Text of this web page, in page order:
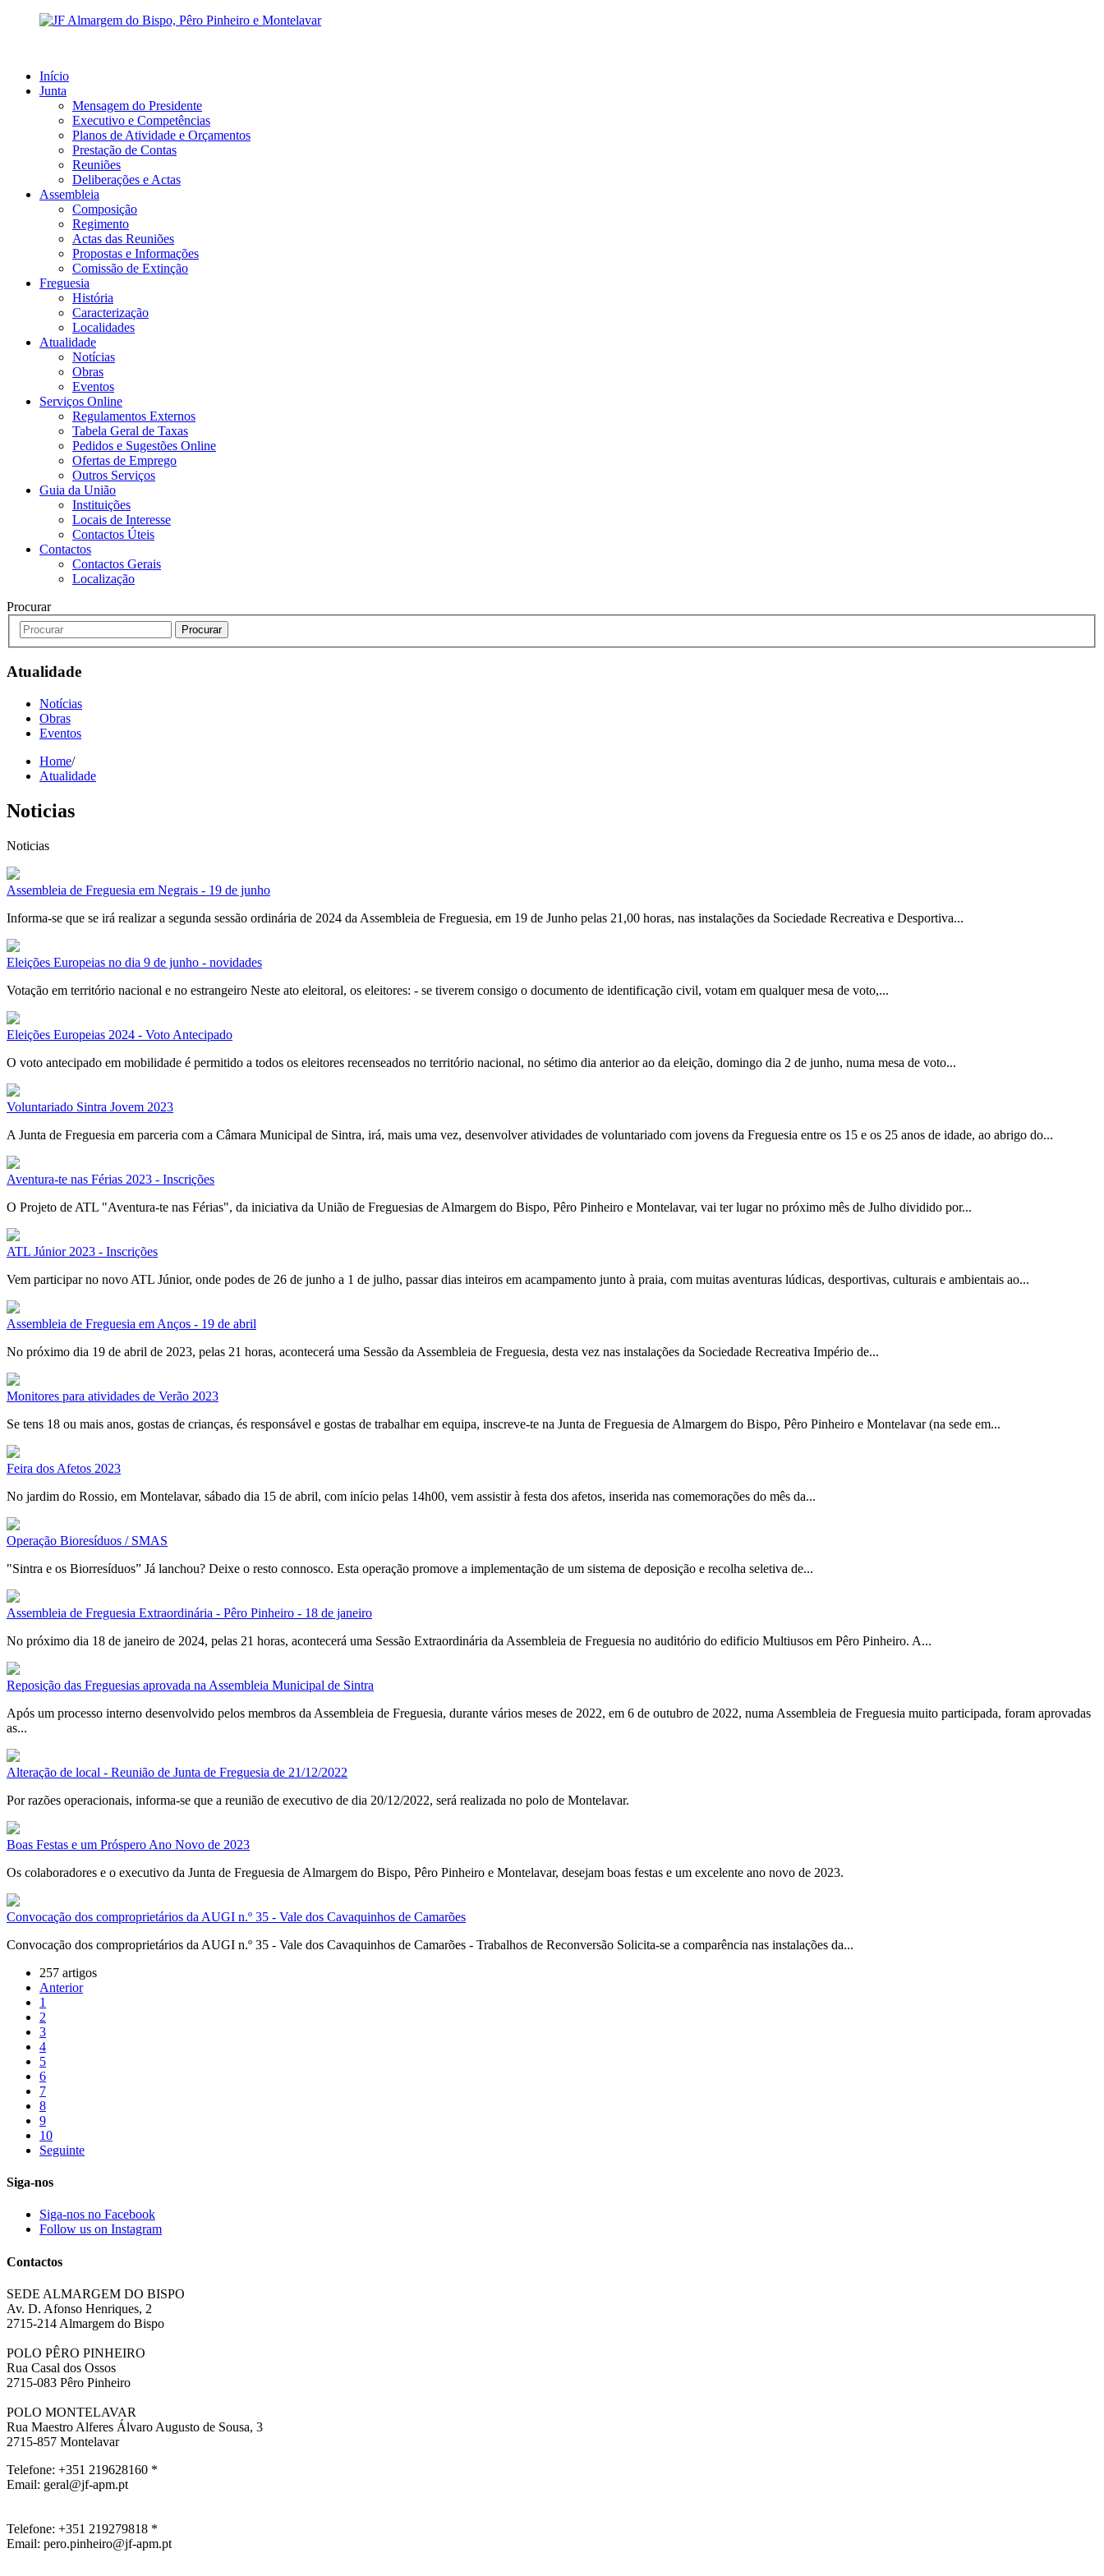
Início
Junta
Mensagem do Presidente
Executivo e Competências
Planos de Atividade e Orçamentos
Prestação de Contas
Reuniões
Deliberações e Actas
Assembleia
Composição
Regimento
Actas das Reuniões
Propostas e Informações
Comissão de Extinção
Freguesia
História
Caracterização
Localidades
Atualidade
Notícias
Obras
Eventos
Serviços Online
Regulamentos Externos
Tabela Geral de Taxas
Pedidos e Sugestões Online
Ofertas de Emprego
Outros Serviços
Guia da União
Instituições
Locais de Interesse
Contactos Úteis
Contactos
Contactos Gerais
Localização
Procurar
Procurar
Atualidade
Notícias
Obras
Eventos
Home/
Atualidade
Noticias
Noticias
Assembleia de Freguesia em Negrais - 19 de junho
Informa-se que se irá realizar a segunda sessão ordinária de 2024 da Assembleia de Freguesia, em 19 de Junho pelas 21,00 horas, nas instalações da Sociedade Recreativa e Desportiva...
Eleições Europeias no dia 9 de junho - novidades
Votação em território nacional e no estrangeiro Neste ato eleitoral, os eleitores: - se tiverem consigo o documento de identificação civil, votam em qualquer mesa de voto,...
Eleições Europeias 2024 - Voto Antecipado
O voto antecipado em mobilidade é permitido a todos os eleitores recenseados no território nacional, no sétimo dia anterior ao da eleição, domingo dia 2 de junho, numa mesa de voto...
Voluntariado Sintra Jovem 2023
A Junta de Freguesia em parceria com a Câmara Municipal de Sintra, irá, mais uma vez, desenvolver atividades de voluntariado com jovens da Freguesia entre os 15 e os 25 anos de idade, ao abrigo do...
Aventura-te nas Férias 2023 - Inscrições
O Projeto de ATL "Aventura-te nas Férias", da iniciativa da União de Freguesias de Almargem do Bispo, Pêro Pinheiro e Montelavar, vai ter lugar no próximo mês de Julho dividido por...
ATL Júnior 2023 - Inscrições
Vem participar no novo ATL Júnior, onde podes de 26 de junho a 1 de julho, passar dias inteiros em acampamento junto à praia, com muitas aventuras lúdicas, desportivas, culturais e ambientais ao...
Assembleia de Freguesia em Anços - 19 de abril
No próximo dia 19 de abril de 2023, pelas 21 horas, acontecerá uma Sessão da Assembleia de Freguesia, desta vez nas instalações da Sociedade Recreativa Império de...
Monitores para atividades de Verão 2023
Se tens 18 ou mais anos, gostas de crianças, és responsável e gostas de trabalhar em equipa, inscreve-te na Junta de Freguesia de Almargem do Bispo, Pêro Pinheiro e Montelavar (na sede em...
Feira dos Afetos 2023
No jardim do Rossio, em Montelavar, sábado dia 15 de abril, com início pelas 14h00, vem assistir à festa dos afetos, inserida nas comemorações do mês da...
Operação Bioresíduos / SMAS
"Sintra e os Biorresíduos” Já lanchou? Deixe o resto connosco. Esta operação promove a implementação de um sistema de deposição e recolha seletiva de...
Assembleia de Freguesia Extraordinária - Pêro Pinheiro - 18 de janeiro
No próximo dia 18 de janeiro de 2024, pelas 21 horas, acontecerá uma Sessão Extraordinária da Assembleia de Freguesia no auditório do edificio Multiusos em Pêro Pinheiro. A...
Reposição das Freguesias aprovada na Assembleia Municipal de Sintra
Após um processo interno desenvolvido pelos membros da Assembleia de Freguesia, durante vários meses de 2022, em 6 de outubro de 2022, numa Assembleia de Freguesia muito participada, foram aprovadas
as...
Alteração de local - Reunião de Junta de Freguesia de 21/12/2022
Por razões operacionais, informa-se que a reunião de executivo de dia 20/12/2022, será realizada no polo de Montelavar.
Boas Festas e um Próspero Ano Novo de 2023
Os colaboradores e o executivo da Junta de Freguesia de Almargem do Bispo, Pêro Pinheiro e Montelavar, desejam boas festas e um excelente ano novo de 2023.
Convocação dos comproprietários da AUGI n.º 35 - Vale dos Cavaquinhos de Camarões
Convocação dos comproprietários da AUGI n.º 35 - Vale dos Cavaquinhos de Camarões - Trabalhos de Reconversão Solicita-se a comparência nas instalações da...
257 artigos
Anterior
1
2
3
4
5
6
7
8
9
10
Seguinte
Siga-nos
Siga-nos no Facebook
Follow us on Instagram
Contactos
SEDE ALMARGEM DO BISPO
Av. D. Afonso Henriques, 2
2715-214 Almargem do Bispo
POLO PÊRO PINHEIRO
Rua Casal dos Ossos
2715-083 Pêro Pinheiro
POLO MONTELAVAR
Rua Maestro Alferes Álvaro Augusto de Sousa, 3
2715-857 Montelavar ‎
Telefone: +351 219628160 *
Email: geral@jf-apm.pt
Telefone: +351 219279818 *
Email: pero.pinheiro@jf-apm.pt